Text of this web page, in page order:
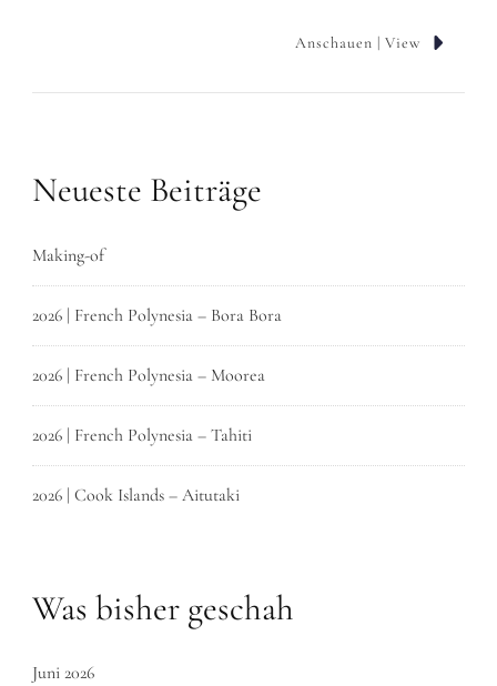
Anschauen | View
Neueste Beiträge
Making-of
2026 | French Polynesia – Bora Bora
2026 | French Polynesia – Moorea
2026 | French Polynesia – Tahiti
2026 | Cook Islands – Aitutaki
Was bisher geschah
Juni 2026